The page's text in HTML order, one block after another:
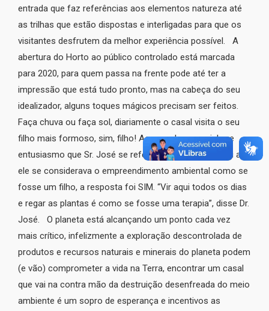
entrada que faz referências aos elementos natureza até
as trilhas que estão dispostas e interligadas para que os
visitantes desfrutem da melhor experiência possível. A
abertura do Horto ao público controlado está marcada
para 2020, para quem passa na frente pode até ter a
impressão que está tudo pronto, mas na cabeça do seu
idealizador, alguns toques mágicos precisam ser feitos.
Faça chuva ou faça sol, diariamente o casal visita o seu
filho mais formoso, sim, filho! Ao perceber o carinho e
entusiasmo que Sr. José se referia ao horto, perguntei a
ele se considerava o empreendimento ambiental como se
fosse um filho, a resposta foi SIM. “Vir aqui todos os dias
e regar as plantas é como se fosse uma terapia”, disse Dr.
José. O planeta está alcançando um ponto cada vez
mais crítico, infelizmente a exploração descontrolada de
produtos e recursos naturais e minerais do planeta podem
(e vão) comprometer a vida na Terra, encontrar um casal
que vai na contra mão da destruição desenfreada do meio
ambiente é um sopro de esperança e incentivos as